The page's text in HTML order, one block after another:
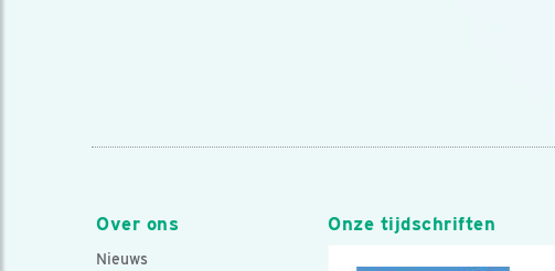
Over ons
Nieuws
Onze tijdschriften